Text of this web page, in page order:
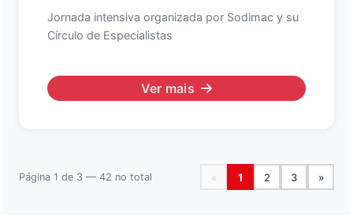
Jornada intensiva organizada por Sodimac y su
Círculo de Especialistas
Ver mais
Página 1 de 3 — 42 no total « 1 2 3 »